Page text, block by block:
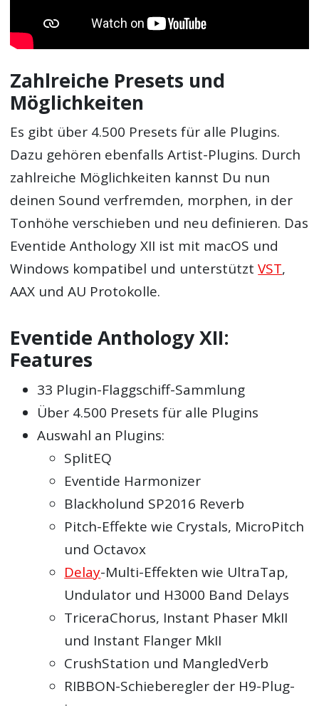
Zahlreiche Presets und
Möglichkeiten
Es gibt über 4.500 Presets für alle Plugins.
Dazu gehören ebenfalls Artist-Plugins. Durch
zahlreiche Möglichkeiten kannst Du nun
deinen Sound verfremden, morphen, in der
Tonhöhe verschieben und neu definieren. Das
Eventide Anthology XII ist mit macOS und
Windows kompatibel und unterstütztVST,
AAX und AU Protokolle.
Eventide Anthology XII:
Features
33 Plugin-Flaggschiff-Sammlung
Über 4.500 Presets für alle Plugins
Auswahl an Plugins:
SplitEQ
Eventide Harmonizer
Blackholund SP2016 Reverb
Pitch-Effekte wie Crystals, MicroPitch
und Octavox
Delay-Multi-Effekten wie UltraTap,
Undulator und H3000 Band Delays
TriceraChorus, Instant Phaser MkII
und Instant Flanger MkII
CrushStation und MangledVerb
RIBBON-Schieberegler der H9-Plug-